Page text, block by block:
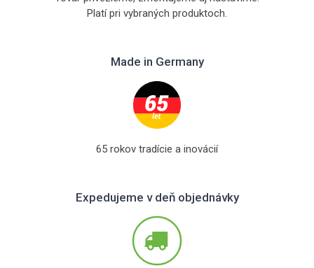
Platí pri vybraných produktoch.
Made in Germany
65 rokov tradície a inovácií
Expedujeme v deň objednávky